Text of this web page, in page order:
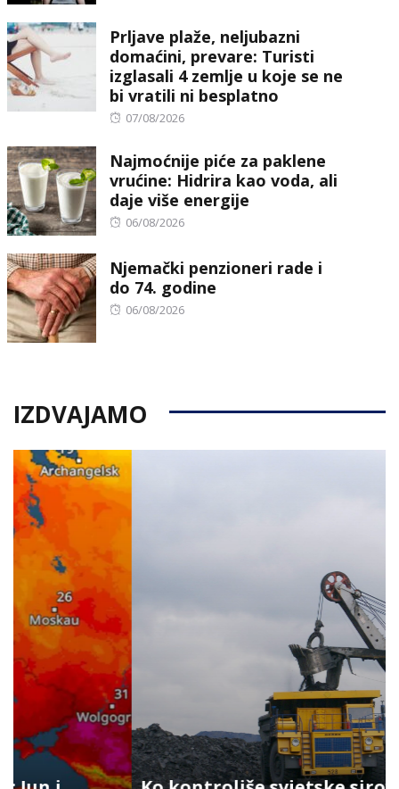
Prljave plaže, neljubazni
domaćini, prevare: Turisti
izglasali 4 zemlje u koje se ne
bi vratili ni besplatno
Posted
07/08/2026
Najmoćnije piće za paklene
vrućine: Hidrira kao voda, ali
daje više energije
Posted
06/08/2026
Njemački penzioneri rade i
do 74. godine
Posted
06/08/2026
IZDVAJAMO